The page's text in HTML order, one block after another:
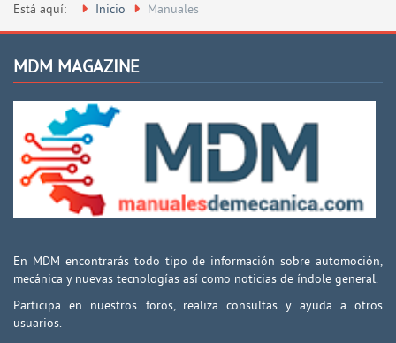
Está aquí: Inicio Manuales
MDM MAGAZINE
En MDM encontrarás todo tipo de información sobre automoción,
mecánica y nuevas tecnologías así como noticias de índole general.
Participa en nuestros foros, realiza consultas y ayuda a otros
usuarios.